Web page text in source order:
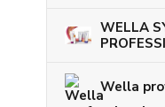
WELLA
Wella